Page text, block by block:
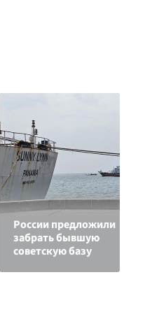
России предложили
забрать бывшую
советскую базу